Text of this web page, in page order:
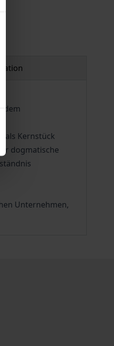
als Kernstück
dogmatische
Unternehmen,